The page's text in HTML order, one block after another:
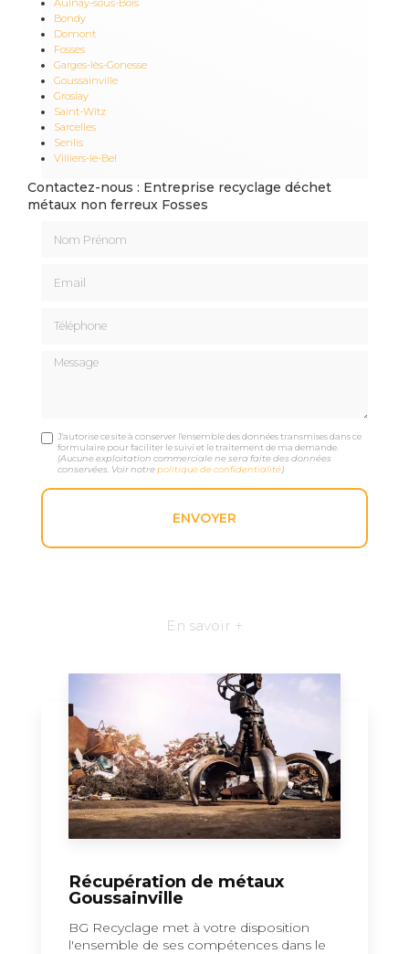
Bondy
Domont
Fosses
Garges-lès-Gonesse
Goussainville
Groslay
Saint-Witz
Sarcelles
Senlis
Villiers-le-Bel
Contactez-nous : Entreprise recyclage déchet
métaux non ferreux Fosses
Message
J'autorise ce site à conserver l'ensemble des données transmises dans ce
formulaire pour faciliter le suivi et le traitement de ma demande.
(Aucune exploitation commerciale ne sera faite des données
conservées. Voir notrepolitique de confidentialité)
En savoir +
Récupération de métaux
Goussainville
BG Recyclage met à votre disposition
l'ensemble de ses compétences dans le